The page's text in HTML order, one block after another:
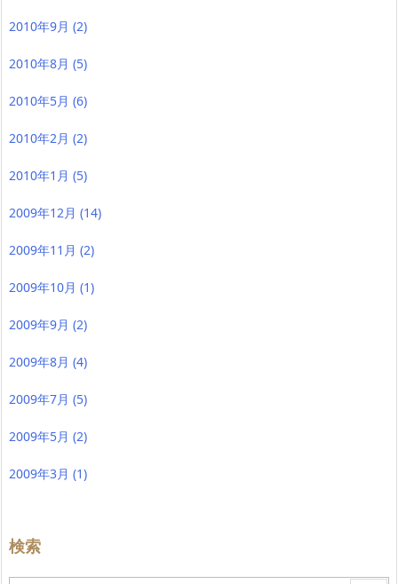
2010年9月 (2)
2010年8月 (5)
2010年5月 (6)
2010年2月 (2)
2010年1月 (5)
2009年12月 (14)
2009年11月 (2)
2009年10月 (1)
2009年9月 (2)
2009年8月 (4)
2009年7月 (5)
2009年5月 (2)
2009年3月 (1)
検索